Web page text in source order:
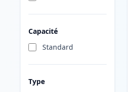
Capacité
Standard
Type